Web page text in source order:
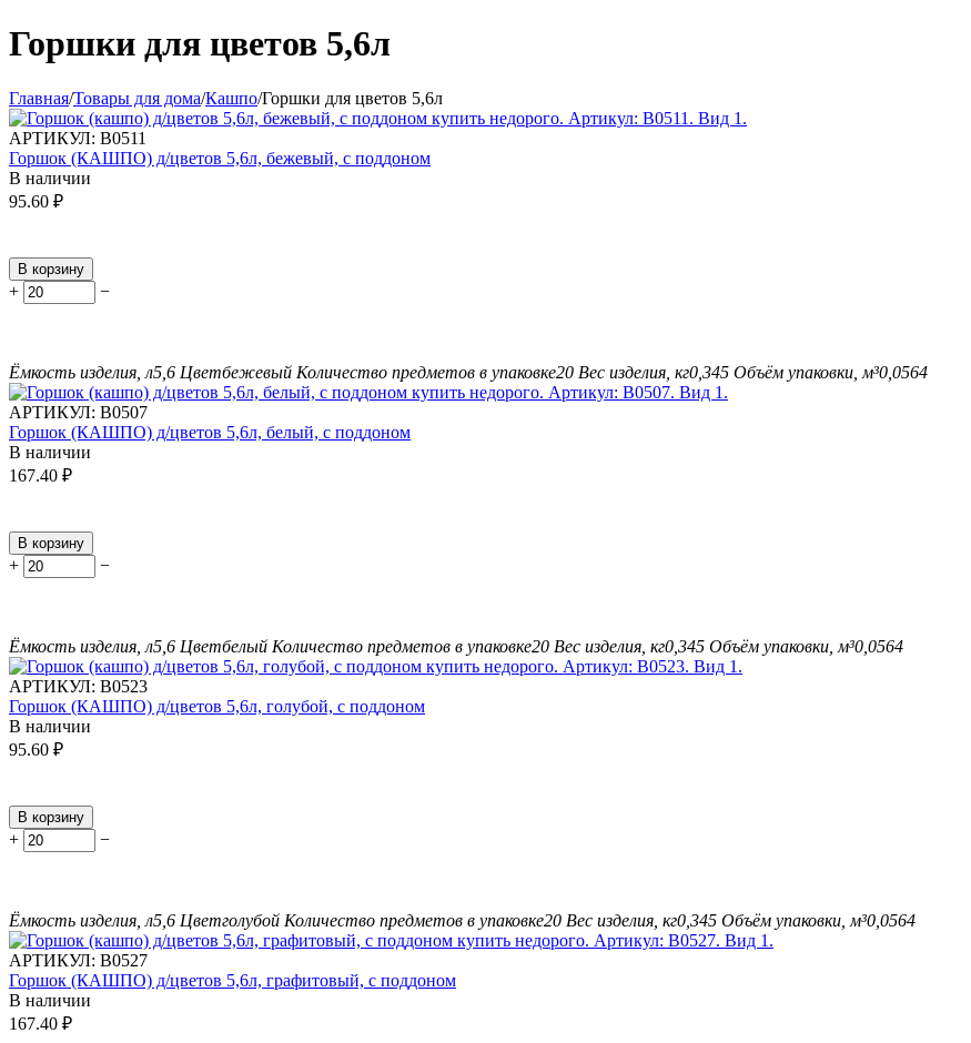
Горшки для цветов 5,6л
Главная/Товары для дома/Кашпо/Горшки для цветов 5,6л
АРТИКУЛ: В0511
Горшок (КАШПО) д/цветов 5,6л, бежевый, с поддоном
В наличии
95.60 ₽
В корзину
+ −
Ёмкость изделия, л5,6 Цветбежевый Количество предметов в упаковке20 Вес изделия, кг0,345 Объём упаковки, м³0,0564
АРТИКУЛ: В0507
Горшок (КАШПО) д/цветов 5,6л, белый, с поддоном
В наличии
167.40 ₽
В корзину
+ −
Ёмкость изделия, л5,6 Цветбелый Количество предметов в упаковке20 Вес изделия, кг0,345 Объём упаковки, м³0,0564
АРТИКУЛ: В0523
Горшок (КАШПО) д/цветов 5,6л, голубой, с поддоном
В наличии
95.60 ₽
В корзину
+ −
Ёмкость изделия, л5,6 Цветголубой Количество предметов в упаковке20 Вес изделия, кг0,345 Объём упаковки, м³0,0564
АРТИКУЛ: В0527
Горшок (КАШПО) д/цветов 5,6л, графитовый, с поддоном
В наличии
167.40 ₽